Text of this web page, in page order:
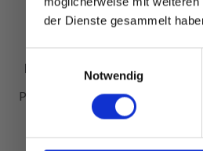
der Dienste gesammelt
Notwendig
DROPS ALPACA
Preis ab EUR 3.10